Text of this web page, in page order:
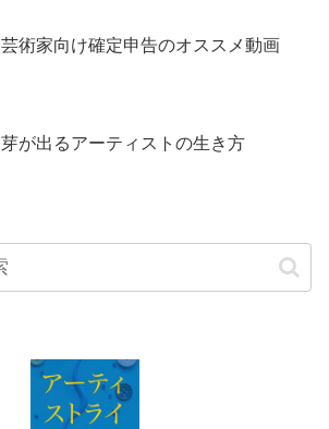
芸術家向け確定申告のオススメ動画
芽が出るアーティストの生き方